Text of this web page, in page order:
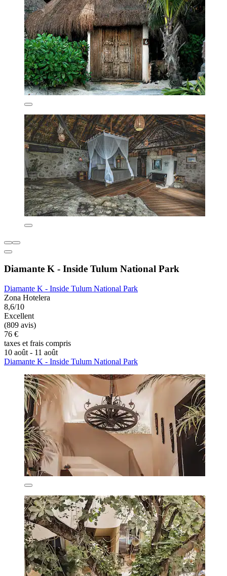
Diamante K - Inside Tulum National Park
Diamante K - Inside Tulum National Park
Zona Hotelera
8,6/10
Excellent
(809 avis)
76 €
taxes et frais compris
10 août - 11 août
Diamante K - Inside Tulum National Park